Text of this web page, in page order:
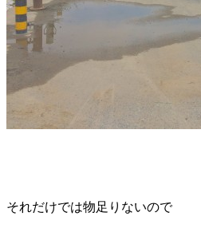
それだけでは物足りないので